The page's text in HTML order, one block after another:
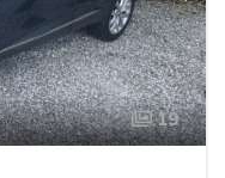
19